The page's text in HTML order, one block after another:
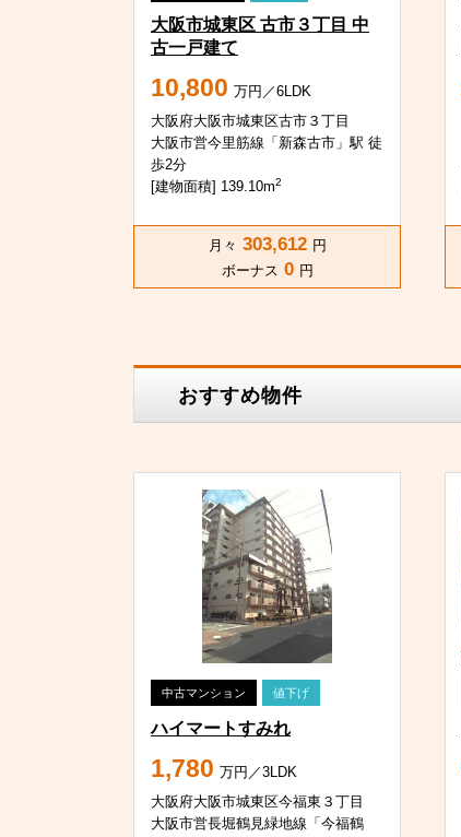
大阪市城東区 古市３丁目 中
古一戸建て
10,800 万円／6LDK
大阪府大阪市城東区古市３丁目
大阪市営今里筋線「新森古市」駅 徒
歩2分
[建物面積] 139.10m2
月々 303,612 円
ボーナス 0 円
おすすめ物件
中古マンション 値下げ
ハイマートすみれ
1,780 万円／3LDK
大阪府大阪市城東区今福東３丁目
大阪市営長堀鶴見緑地線「今福鶴